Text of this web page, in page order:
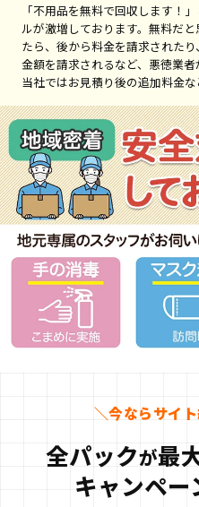
「不用品を無料で回収します！
ルが激増しております。無料だ
たら、後から料金を請求された
金額を請求されるなど、悪徳業者
当社ではお見積り後の追加料金な
＼今ならサイ
全パックが最
キャンペー